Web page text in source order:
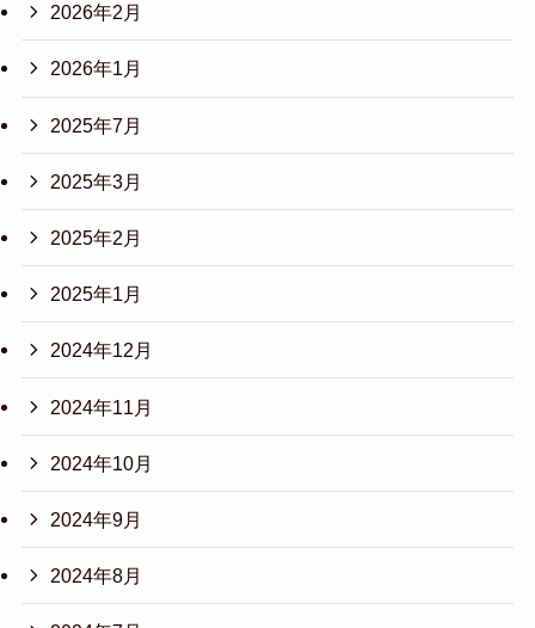
2026年2月
2026年1月
2025年7月
2025年3月
2025年2月
2025年1月
2024年12月
2024年11月
2024年10月
2024年9月
2024年8月